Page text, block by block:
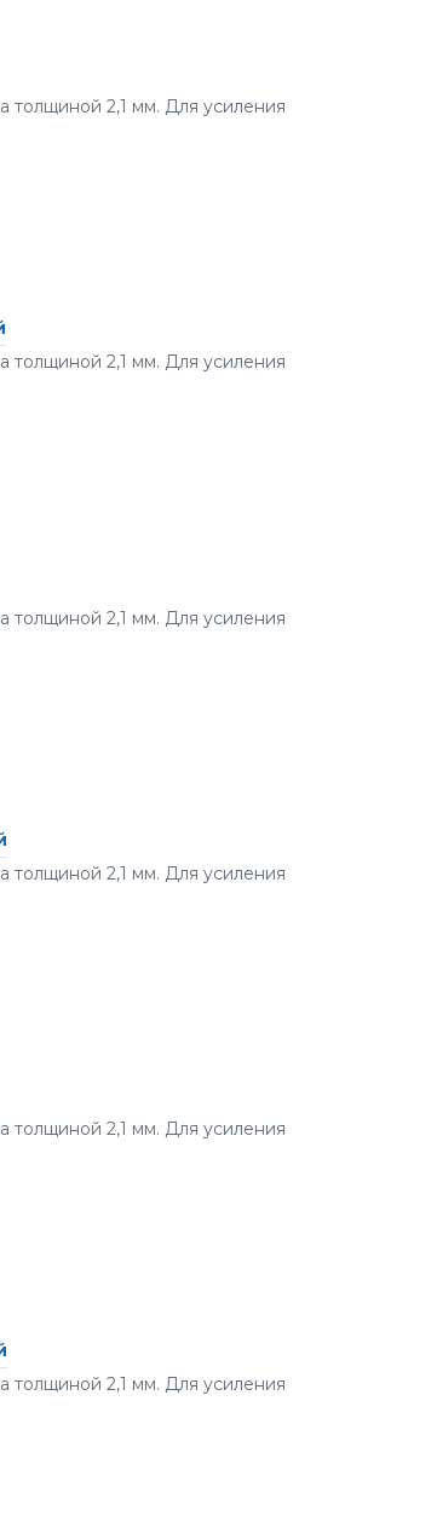
толщиной 2,1 мм. Для усиления
толщиной 2,1 мм. Для усиления
толщиной 2,1 мм. Для усиления
толщиной 2,1 мм. Для усиления
толщиной 2,1 мм. Для усиления
толщиной 2,1 мм. Для усиления